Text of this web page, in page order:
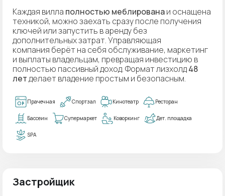
Каждая вилла полностью меблированаи оснащена
техникой, можно заехать сразу после получения
ключей или запустить в аренду без
дополнительных затрат. Управляющая
компания берёт на себя обслуживание, маркетинг
и выплаты владельцам, превращая инвестицию в
полностью пассивный доход. Формат лизхолд48
летделает владение простым и безопасным.
Прачечная Спортзал Кинотеатр Ресторан
Бассеин Супермаркет Коворкинг Дет. площадка
SPA
Застройщик